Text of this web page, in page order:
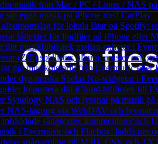
musik från Mac / PC / Linux / NAS
sin egen musik på iPhone med CarPlay
för lokala låtar på Spotify:
låttexter för ljudfiler på iPhone eller
ditt musikbibliotek mellan enheter i
(ZIP) spellistor, album, artister och
din musikhistorik från Evermusic eller
dynamiska Spelas Nu-widgetar i
Importera ditt iCloud-bibliotek till
Synology NAS och lyssnar på musik
NAS-lagring via WebDAV och lyssnar
sångtexter, kommentarer och
i Evermusic och Flacbox: ladda ner
spårsamling till M3U, CSV och